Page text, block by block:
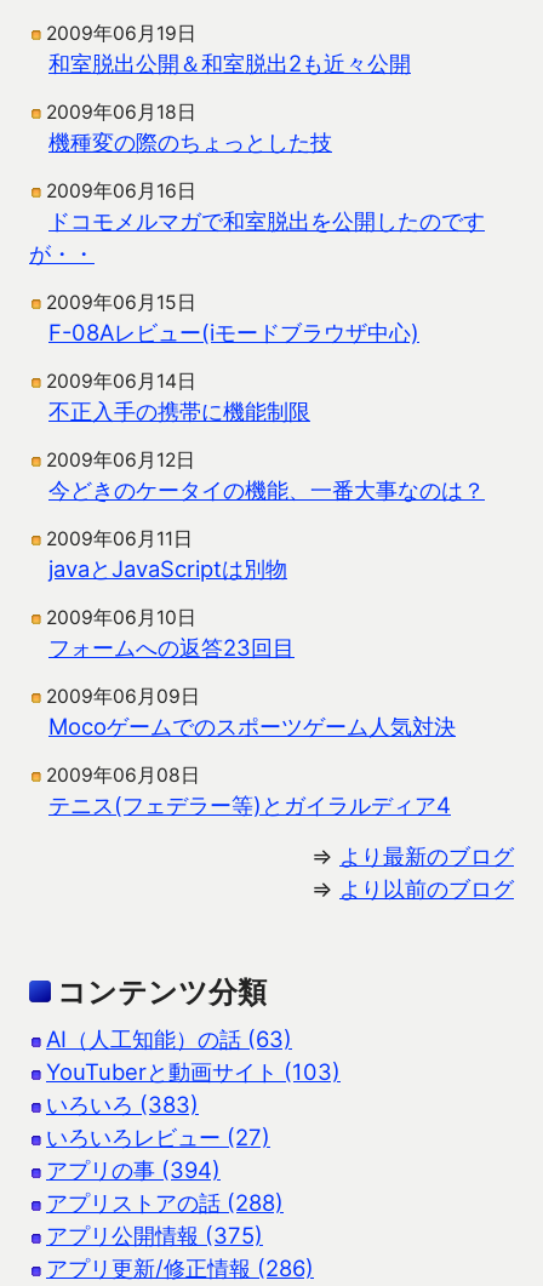
2009年06月19日
和室脱出公開＆和室脱出2も近々公開
2009年06月18日
機種変の際のちょっとした技
2009年06月16日
ドコモメルマガで和室脱出を公開したのです
が・・
2009年06月15日
F-08Aレビュー(iモードブラウザ中心)
2009年06月14日
不正入手の携帯に機能制限
2009年06月12日
今どきのケータイの機能、一番大事なのは？
2009年06月11日
javaとJavaScriptは別物
2009年06月10日
フォームへの返答23回目
2009年06月09日
Mocoゲームでのスポーツゲーム人気対決
2009年06月08日
テニス(フェデラー等)とガイラルディア4
⇒ より最新のブログ
⇒ より以前のブログ
コンテンツ分類
AI（人工知能）の話 (63)
YouTuberと動画サイト (103)
いろいろ (383)
いろいろレビュー (27)
アプリの事 (394)
アプリストアの話 (288)
アプリ公開情報 (375)
アプリ更新/修正情報 (286)